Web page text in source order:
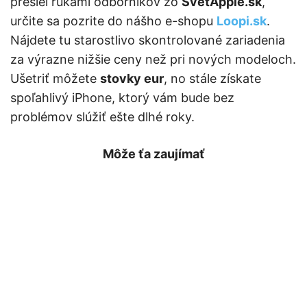
určite sa pozrite do nášho e-shopu Loopi.sk.
Nájdete tu starostlivo skontrolované zariadenia
za výrazne nižšie ceny než pri nových modeloch.
Ušetriť môžete stovky eur, no stále získate
spoľahlivý iPhone, ktorý vám bude bez
problémov slúžiť ešte dlhé roky.
Môže ťa zaujímať